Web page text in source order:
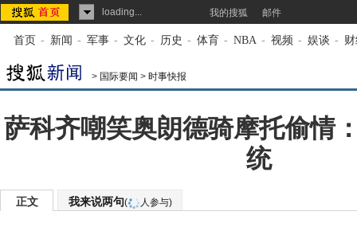
loading... 我的搜狐 邮件
首页 - 新闻 - 军事 - 文化 - 历史 - 体育 - NBA - 视频 - 娱谈 -
> 国际要闻 > 时事快报
萨科齐嘲笑奥朗德骑摩托偷情
统
正文 我来说两句( 人参与)